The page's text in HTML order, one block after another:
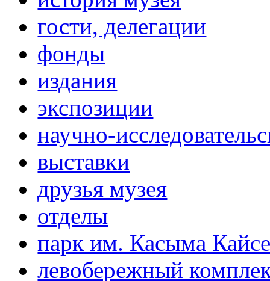
гости, делегации
фонды
издания
экспозиции
научно-
выставки
друзья музея
отделы
парк им. Касыма
левобережный